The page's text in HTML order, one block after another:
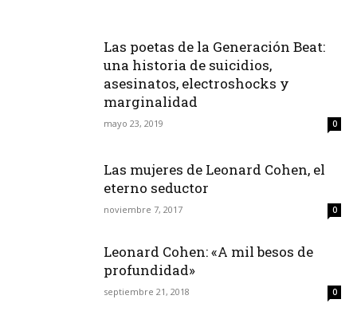
Las poetas de la Generación Beat:
una historia de suicidios,
asesinatos, electroshocks y
marginalidad
mayo 23, 2019 0
Las mujeres de Leonard Cohen, el
eterno seductor
noviembre 7, 2017 0
Leonard Cohen: «A mil besos de
profundidad»
septiembre 21, 2018 0